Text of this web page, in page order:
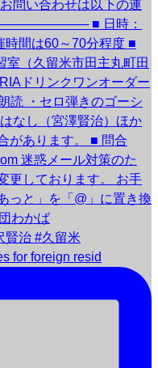
for foreign resid